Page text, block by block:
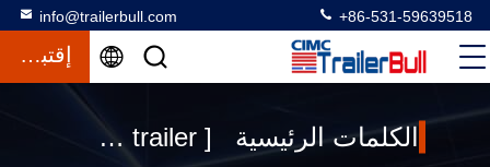
info@trailerbull.com +86-531-59639518
إقتباس
الكلمات الرئيسية [ gooseneck flatbed trailer ] تطابق 56 المنتجات